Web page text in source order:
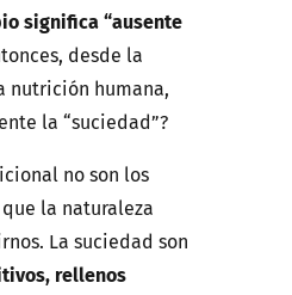
significa “ausente
desde la
nutrición humana,
la “suciedad”?
no son los
la naturaleza
La suciedad son
rellenos